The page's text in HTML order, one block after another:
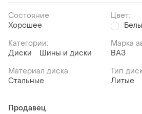
Состояние:
Хорошее
Цвет:
Категории:
Диски
Шины и диски
Марка
ВАЗ
Материал диска
Стальные
Тип
Литые
Продавец